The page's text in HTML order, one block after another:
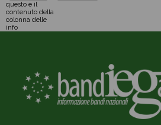
questo è il
contenuto della
colonna delle
info